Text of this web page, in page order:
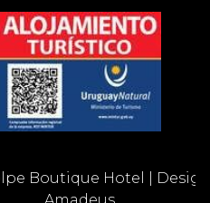
Boutique Hotel |